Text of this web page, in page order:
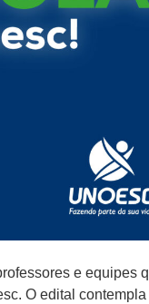
e
O edital